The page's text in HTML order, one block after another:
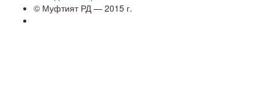
© Муфтият РД — 2015 г.